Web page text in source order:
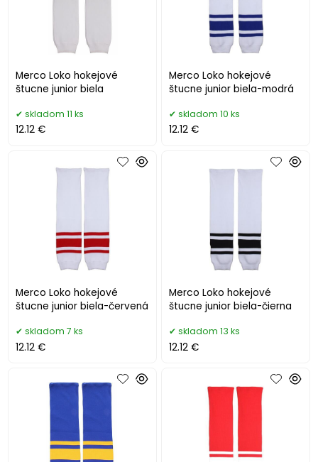
Merco Loko hokejové
štucne junior biela
skladom 11 ks
12.12 €
Merco Loko hokejové
štucne junior biela-modrá
skladom 10 ks
12.12 €
Merco Loko hokejové
štucne junior biela-červená
skladom 7 ks
12.12 €
Merco Loko hokejové
štucne junior biela-čierna
skladom 13 ks
12.12 €